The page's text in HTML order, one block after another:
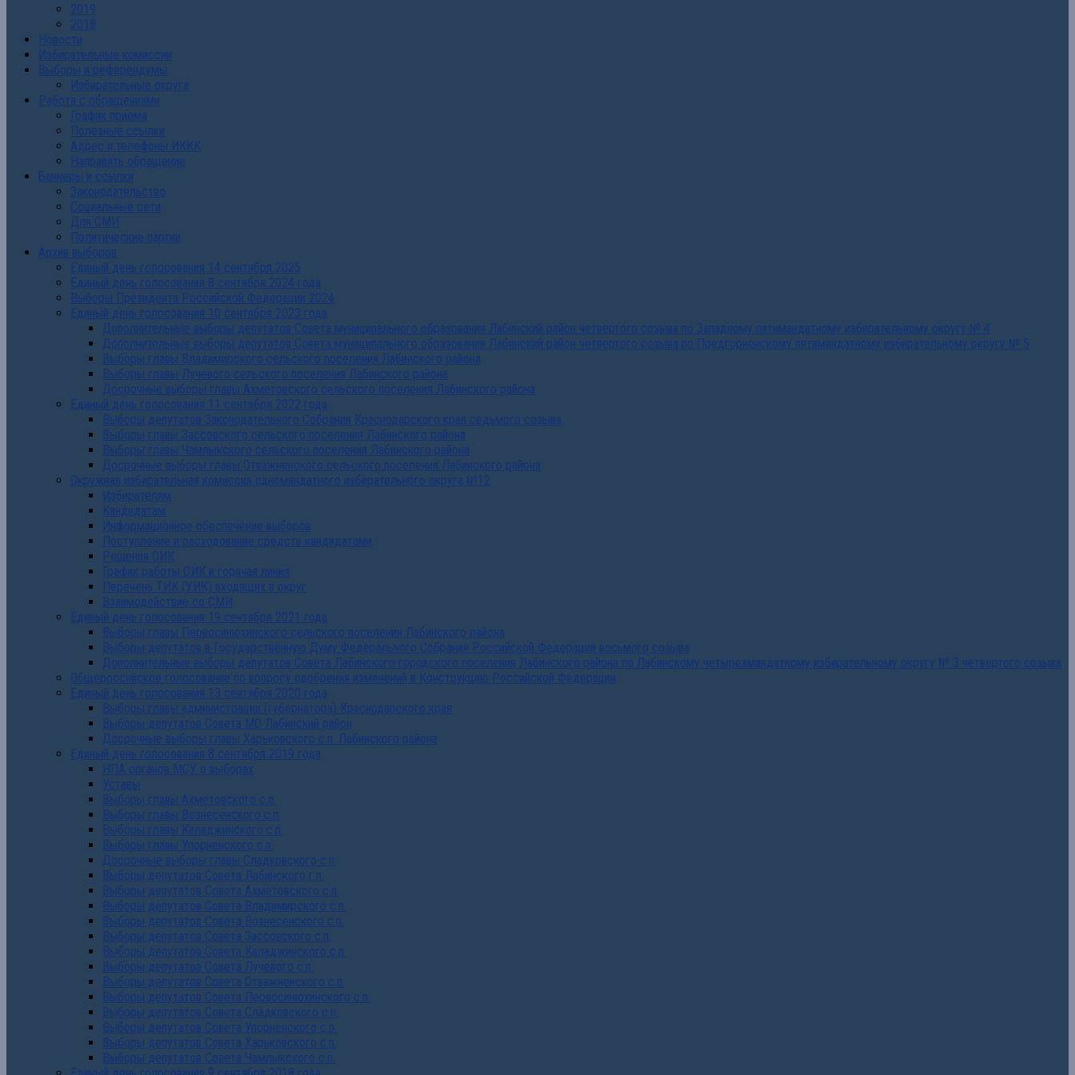
2019
2018
Новости
Избирательные комиссии
Выборы и референдумы
Избирательные округа
Работа с обращениями
График приема
Полезные ссылки
Адрес и телефоны ИККК
Направить обращение
Баннеры и ссылки
Законодательство
Социальные сети
Для СМИ
Политические партии
Архив выборов
Единый день голосования 14 сентября 2025
Единый день голосования 8 сентября 2024 года
Выборы Президента Российской Федерации 2024
Единый день голосования 10 сентября 2023 года
Дополнительные выборы депутатов Совета муниципального образования Лабинский район четвертого созыва по Западному пятимандатному избирательному округу № 4
Дополнительные выборы депутатов Совета муниципального образования Лабинский район четвертого созыва по Предгорненскому пятимандатному избирательному округу № 5
Выборы главы Владимирского сельского поселения Лабинского района
Выборы главы Лучевого сельского поселения Лабинского района
Досрочные выборы главы Ахметовского сельского поселения Лабинского района
Единый день голосования 11 сентября 2022 года
Выборы депутатов Законодательного Собрания Краснодарского края седьмого созыва
Выборы главы Зассовского сельского поселения Лабинского района
Выборы главы Чамлыкского сельского поселения Лабинского района
Досрочные выборы главы Отважненского сельского поселения Лабинского района
Окружная избирательная комиссия одномандатного избирательного округа №12
Избирателям
Кандидатам
Информационное обеспечение выборов
Поступление и расходование средств кандидатами
Решения ОИК
График работы ОИК и горячая линия
Перечень ТИК (УИК) входящих в округ
Взаимодействие со СМИ
Единый день голосования 19 сентября 2021 года
Выборы главы Первосинюхинского сельского поселения Лабинского района
Выборы депутатов в Государственную Думу Федерального Собрания Российской Федерации восьмого созыва
Дополнительные выборы депутатов Совета Лабинского городского поселения Лабинского района по Лабинскому четырехмандатному избирательному округу № 3 четвертого созыва
Общероссийское голосование по вопросу одобрения изменений в Конструкцию Российской Федерации
Единый день голосования 13 сентября 2020 года
Выборы главы администрации (губернатора) Краснодарского края
Выборы депутатов Совета МО Лабинский район
Досрочные выборы главы Харьковского с.п. Лабинского района
Единый день голосования 8 сентября 2019 года
НПА органов МСУ о выборах
Уставы
Выборы главы Ахметовского с.п.
Выборы главы Вознесенского с.п.
Выборы главы Каладжинского с.п.
Выборы главы Упорненского с.п.
Досрочные выборы главы Сладковского с.п.
Выборы депутатов Совета Лабинского г.п.
Выборы депутатов Совета Ахметовского с.п.
Выборы депутатов Совета Владимирского с.п.
Выборы депутатов Совета Вознесенского с.п.
Выборы депутатов Совета Зассовского с.п.
Выборы депутатов Совета Каладжинского с.п.
Выборы депутатов Совета Лучевого с.п.
Выборы депутатов Совета Отважненского с.п.
Выборы депутатов Совета Первосинюхинского с.п.
Выборы депутатов Совета Сладковского с.п.
Выборы депутатов Совета Упорненского с.п.
Выборы депутатов Совета Харьковского с.п.
Выборы депутатов Совета Чамлыкского с.п.